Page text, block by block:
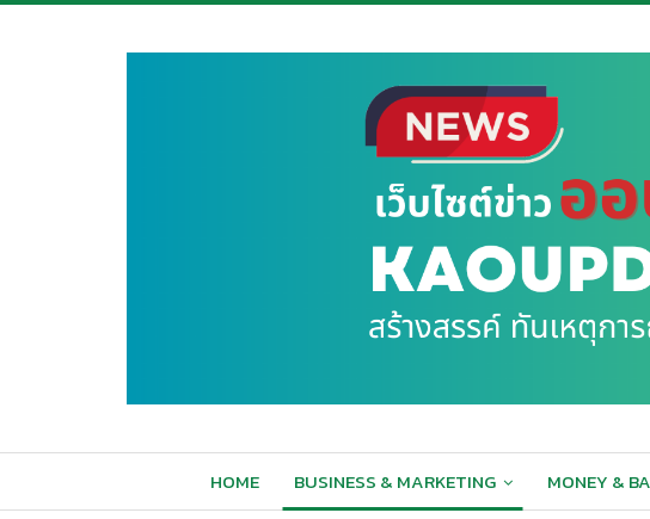
HOME BUSINESS & MARKETING MONEY &